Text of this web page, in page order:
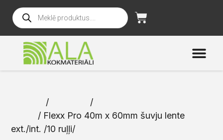
/ /
/ Flexx Pro 40m x 60mm šuvju lente
ext./int. /10 ruļļi/